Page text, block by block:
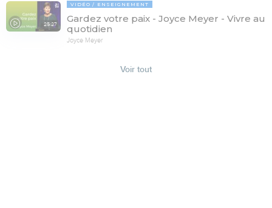
25:27
VIDÉO ENSEIGNEMENT
Gardez votre paix - Joyce Meyer - Vivre au
quotidien
Joyce Meyer
Voir tout